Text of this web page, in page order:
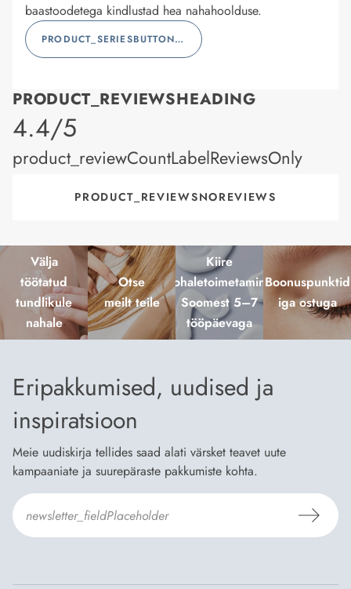
baastoodetega kindlustad hea nahahoolduse.
PRODUCT_SERIESBUTTONLABEL
PRODUCT_REVIEWSHEADING
product_rating
4.4/5
product_reviewCountLabelReviewsOnly
PRODUCT_REVIEWSNOREVIEWS
Välja
töötatud
tundlikule
nahale
Otse
meilt teile
Kiire
kohaletoimetamine
Soomest 5–7
tööpäevaga
Boonuspunktid
iga ostuga
Eripakkumised, uudised ja
inspiratsioon
Meie uudiskirja tellides saad alati värsket teavet uute
kampaaniate ja suurepäraste pakkumiste kohta.